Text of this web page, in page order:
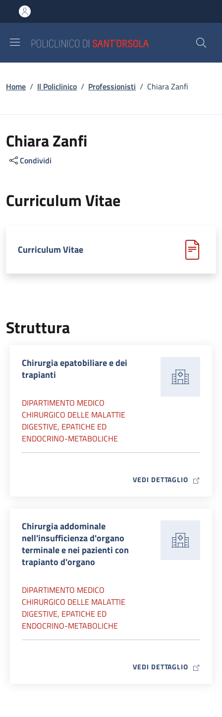
al contenuto principale
to footer content
Briciole di pane
Home / Il Policlinico / Professionisti / Chiara Zanfi
Chiara Zanfi
Condividi
Curriculum Vitae
Curriculum Vitae
Struttura
Chirurgia epatobiliare e dei
trapianti
DIPARTIMENTO MEDICO
CHIRURGICO DELLE MALATTIE
DIGESTIVE, EPATICHE ED
ENDOCRINO-METABOLICHE
VEDI DETTAGLIO MAP ICON
Chirurgia addominale
nell'insufficienza d'organo
terminale e nei pazienti con
trapianto d'organo
DIPARTIMENTO MEDICO
CHIRURGICO DELLE MALATTIE
DIGESTIVE, EPATICHE ED
ENDOCRINO-METABOLICHE
VEDI DETTAGLIO MAP ICON